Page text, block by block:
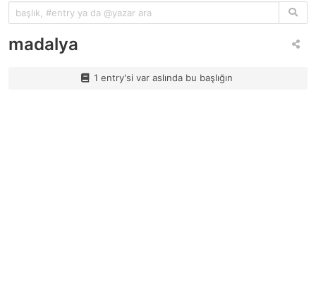
madalya
1 entry'si var aslında bu başlığın